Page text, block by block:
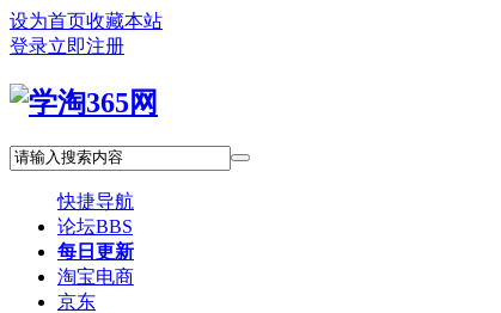
设为首页收藏本站
登录立即注册
快捷导航
论坛BBS
每日更新
淘宝电商
京东